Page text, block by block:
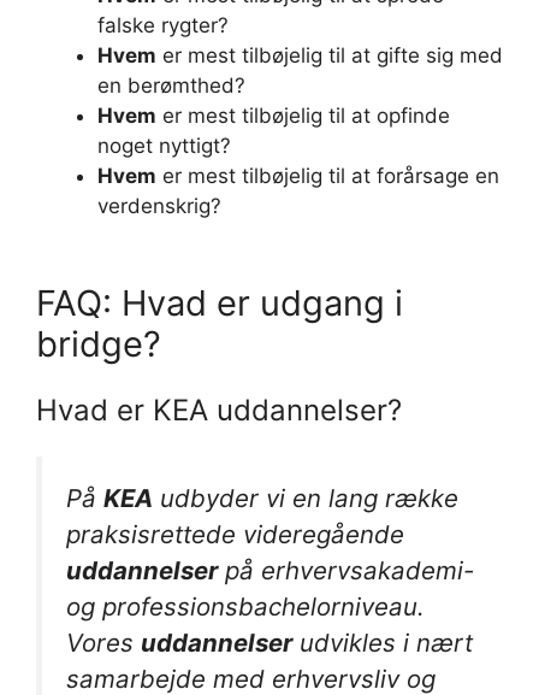
falske rygter?
Hvem er mest tilbøjelig til at gifte sig med
en berømthed?
Hvem er mest tilbøjelig til at opfinde
noget nyttigt?
Hvem er mest tilbøjelig til at forårsage en
verdenskrig?
FAQ: Hvad er udgang i
bridge?
Hvad er KEA uddannelser?
På KEA udbyder vi en lang række
praksisrettede videregående
uddannelserpå erhvervsakademi-
og professionsbachelorniveau.
Vores uddannelserudvikles i nært
samarbejde med erhvervsliv og